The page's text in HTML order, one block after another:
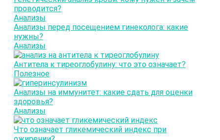
проводится?
Анализы
Анализы перед посещением гинеколога: какие
нужны?
Анализы
Антитела к тиреоглобулину: что это означает?
Полезное
Анализы на иммунитет: какие сдать для оценки
здоровья?
Анализы
Что означает гликемический индекс при